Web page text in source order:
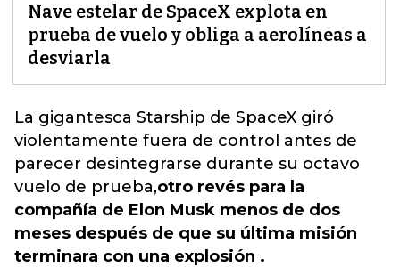
Nave estelar de SpaceX explota en
prueba de vuelo y obliga a aerolíneas a
desviarla
La gigantesca Starship de SpaceX giró
violentamente fuera de control antes de
parecer desintegrarse durante su octavo
vuelo de prueba,otro revés para la
compañía de Elon Musk menos de dos
meses después de que su última misión
terminara con una explosión .